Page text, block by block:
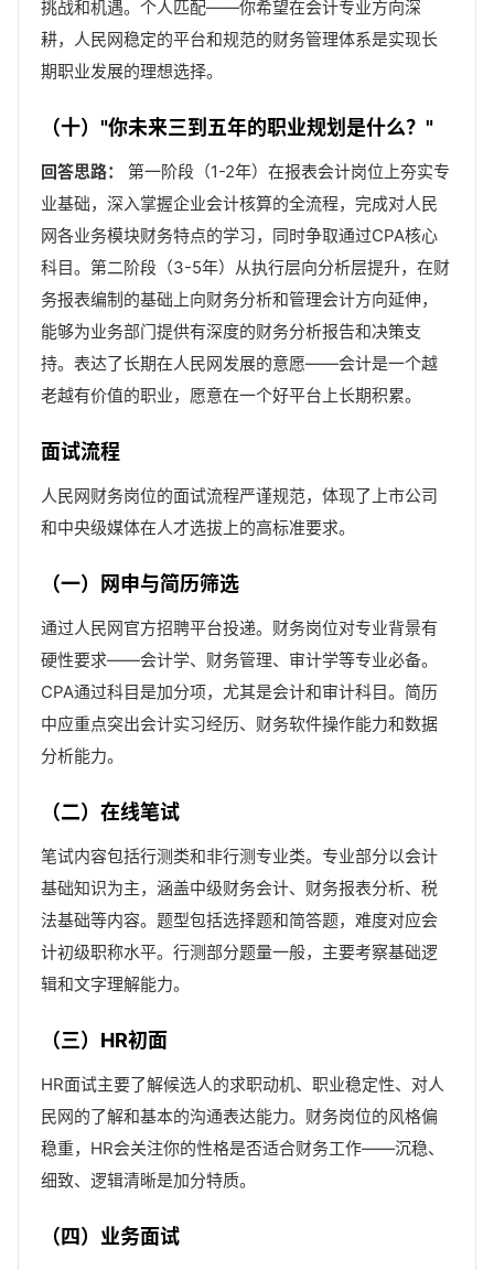
挑战和机遇。个人匹配——你希望在会计专业方向深
耕，人民网稳定的平台和规范的财务管理体系是实现长
期职业发展的理想选择。
（十）"你未来三到五年的职业规划是什么？"
回答思路：
第一阶段（1-2年）在报表会计岗位上夯实专
业基础，深入掌握企业会计核算的全流程，完成对人民
网各业务模块财务特点的学习，同时争取通过CPA核心
科目。第二阶段（3-5年）从执行层向分析层提升，在财
务报表编制的基础上向财务分析和管理会计方向延伸，
能够为业务部门提供有深度的财务分析报告和决策支
持。表达了长期在人民网发展的意愿——会计是一个越
老越有价值的职业，愿意在一个好平台上长期积累。
面试流程
人民网财务岗位的面试流程严谨规范，体现了上市公司
和中央级媒体在人才选拔上的高标准要求。
（一）网申与简历筛选
通过人民网官方招聘平台投递。财务岗位对专业背景有
硬性要求——会计学、财务管理、审计学等专业必备。
CPA通过科目是加分项，尤其是会计和审计科目。简历
中应重点突出会计实习经历、财务软件操作能力和数据
分析能力。
（二）在线笔试
笔试内容包括行测类和非行测专业类。专业部分以会计
基础知识为主，涵盖中级财务会计、财务报表分析、税
法基础等内容。题型包括选择题和简答题，难度对应会
计初级职称水平。行测部分题量一般，主要考察基础逻
辑和文字理解能力。
（三）HR初面
HR面试主要了解候选人的求职动机、职业稳定性、对人
民网的了解和基本的沟通表达能力。财务岗位的风格偏
稳重，HR会关注你的性格是否适合财务工作——沉稳、
细致、逻辑清晰是加分特质。
（四）业务面试